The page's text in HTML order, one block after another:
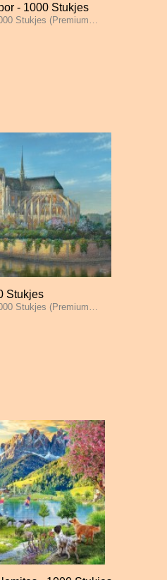
- 1000 Stukjes
Stukjes (Premium…
Stukjes
Stukjes (Premium…